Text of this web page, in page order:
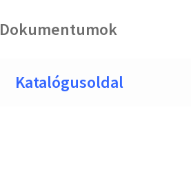
Dokumentumok
Katalógusoldal